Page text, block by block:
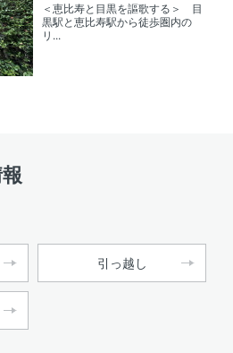
＜恵比寿と目黒を謳歌する＞ 目
黒駅と恵比寿駅から徒歩圏内の
リ...
引っ越し